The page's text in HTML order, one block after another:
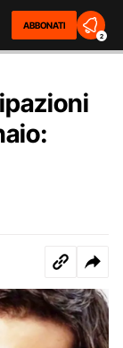
ABBONATI
2